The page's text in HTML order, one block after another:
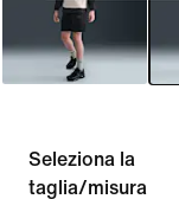
Seleziona la
taglia/misura